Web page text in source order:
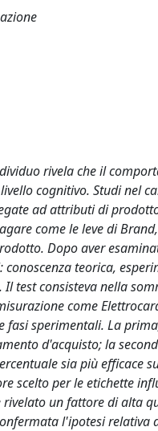
rivela che il
cognitivo. Studi nel
ad attributi di
come le leve di
Dopo aver
teorica,
test consisteva nella
come
sperimentali. La
d'acquisto; la
sia più efficace
scelto per le etichette
un fattore di alta
l'ipotesi